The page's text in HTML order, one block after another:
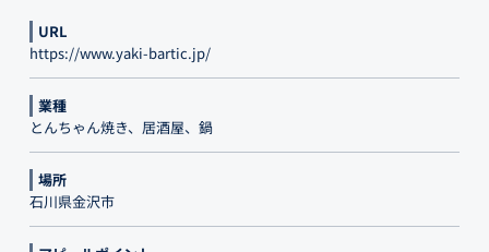
URL
https://www.yaki-bartic.jp/
業種
とんちゃん焼き、居酒屋、鍋
場所
石川県金沢市